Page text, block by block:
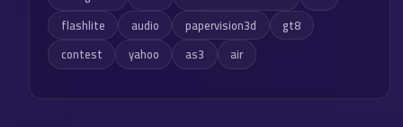
flashlite
audio papervision3d
gt8
contest
yahoo as3 air